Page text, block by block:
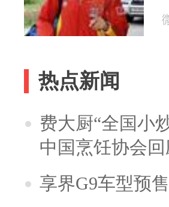
热点新闻
费大厨“全国小
中国烹饪协会回
享界G9车型预